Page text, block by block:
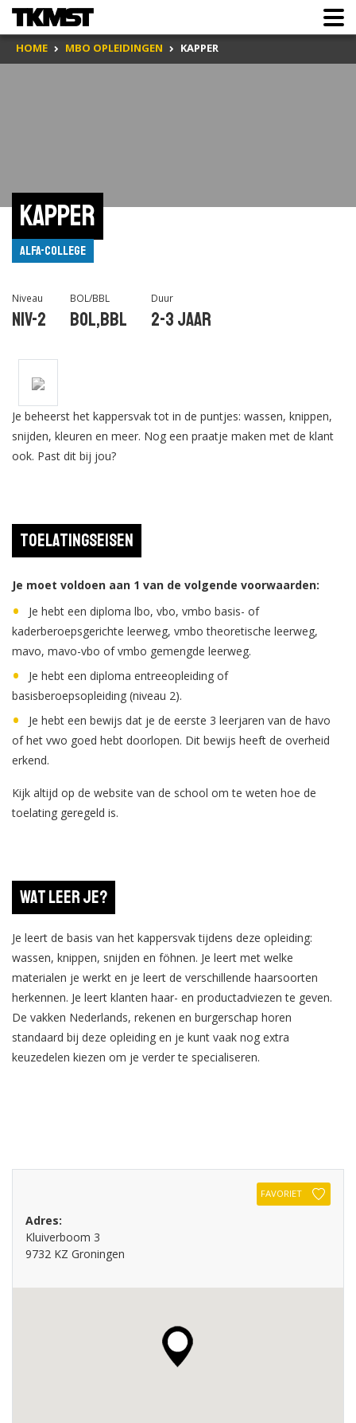
HOME MBO OPLEIDINGEN KAPPER
Kapper
Alfa-college
Niveau
Niv-2
BOL/BBL
BOL,BBL
Duur
2-3 jaar
Je beheerst het kappersvak tot in de puntjes: wassen, knippen,
snijden, kleuren en meer. Nog een praatje maken met de klant
ook. Past dit bij jou?
Toelatingseisen
Je moet voldoen aan 1 van de volgende voorwaarden:
Je hebt een diploma lbo, vbo, vmbo basis- of
kaderberoepsgerichte leerweg, vmbo theoretische leerweg,
mavo, mavo-vbo of vmbo gemengde leerweg.
Je hebt een diploma entreeopleiding of
basisberoepsopleiding (niveau 2).
Je hebt een bewijs dat je de eerste 3 leerjaren van de havo
of het vwo goed hebt doorlopen. Dit bewijs heeft de overheid
erkend.
Kijk altijd op de website van de school om te weten hoe de
toelating geregeld is.
Wat leer je?
Je leert de basis van het kappersvak tijdens deze opleiding:
wassen, knippen, snijden en föhnen. Je leert met welke
materialen je werkt en je leert de verschillende haarsoorten
herkennen. Je leert klanten haar- en productadviezen te geven.
De vakken Nederlands, rekenen en burgerschap horen
standaard bij deze opleiding en je kunt vaak nog extra
keuzedelen kiezen om je verder te specialiseren.
FAVORIET
Adres:
Kluiverboom 3
9732 KZ Groningen